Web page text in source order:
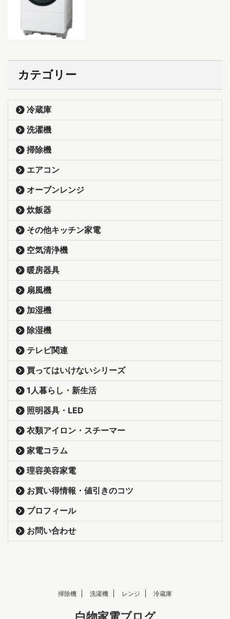
カテゴリー
冷蔵庫
洗濯機
掃除機
エアコン
オーブンレンジ
炊飯器
その他キッチン家電
空気清浄機
暖房器具
扇風機
加湿機
除湿機
テレビ関連
買ってはいけないシリーズ
1人暮らし・新生活
照明器具・LED
衣類アイロン・スチーマー
家電コラム
理容美容家電
お買い得情報・値引きのコツ
プロフィール
お問い合わせ
掃除機 洗濯機 レンジ 冷蔵庫